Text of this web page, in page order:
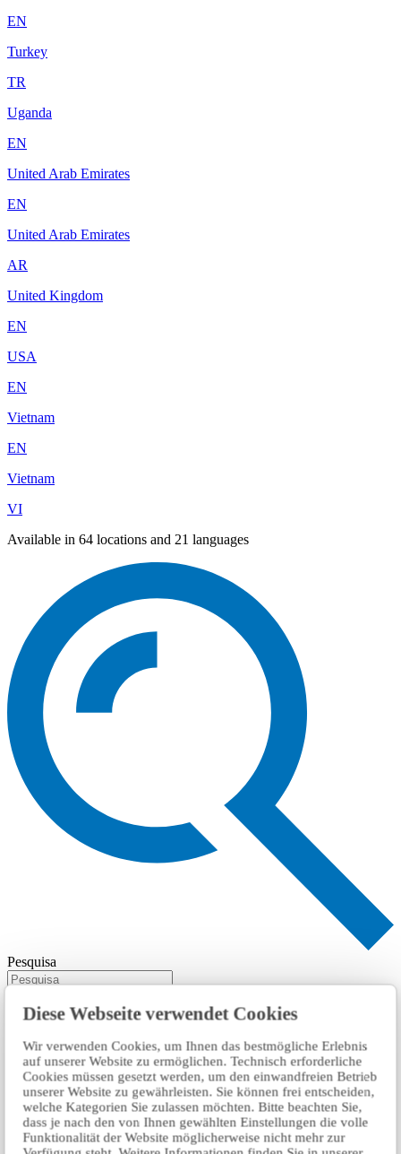
Diese Webseite verwendet Cookies
Wir verwenden Cookies, um Ihnen das bestmögliche Erlebnis
auf unserer Website zu ermöglichen. Technisch erforderliche
Cookies müssen gesetzt werden, um den einwandfreien Betrieb
unserer Website zu gewährleisten. Sie können frei entscheiden,
welche Kategorien Sie zulassen möchten. Bitte beachten Sie,
dass je nach den von Ihnen gewählten Einstellungen die volle
Funktionalität der Website möglicherweise nicht mehr zur
EN
Turkey
TR
Uganda
EN
United Arab Emirates
EN
United Arab Emirates
AR
United Kingdom
EN
USA
EN
Vietnam
EN
Vietnam
VI
Available in 64 locations and 21 languages
Pesquisa